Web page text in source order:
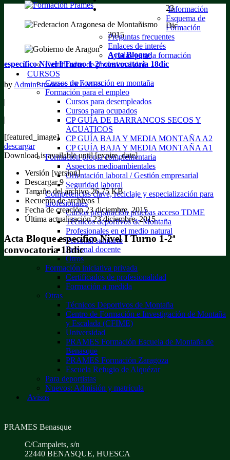
Información
Esquema de
Formación
Preguntas frecuentes
Enlaces de interés
Ayudas para la formación
Certificados de profesionalidad
CURSOS
Cursos de Formación en montaña
Formación para el empleo
Cursos para desempleados
Cursos para ocupados
CP GUÍA DE BARRANCOS SECOS Y
ACUATICOS
CP GUÍA BAJA Y MEDIA MONTAÑA A2
CP GUÍA BAJA Y MEDIA MONTAÑA A1
Formación propia complementaria
Aspectos medioambientales
Orientación laboral / Gestión empresarial
Seguridad laboral
Competencias clave, reciclaje y especialización para
profesionales
Cursos preparación pruebas acceso TDME
Técnicos deportivos de Montaña
Profesionales en el medio natural
Personal sanitario
Personal docente
Otros
Formación iniciativa privada
Certificados de profesionalidad
Formación a medida
Otras
Técnicos Deportivos de Montaña
Centro de Formación e Investigación de Montaña
y Escalada (CFIME)
Universidad
PRAMES Formación Escuela de Montaña de
Benasque
PRAMES Formación Zaragoza
Escuela Refugio de Alquézar
Para deportistas
Nuevos: Admisión y matrícula
Avisos
23
Dic
2015
Acta Bloque
específico Nivel I Turno 1-2ª convocatoria 18dic
by Administradores PRAMES
|
|
[featured_image]
descargar
Download is available until [expire_date]
Versión [version]
Descargar9
Tamaño del archivo26.75 KB
Recuento de archivos1
Fecha de creación23 diciembre, 2015
Última actualización23 diciembre, 2015
Acta Bloque específico Nivel I Turno 1-2ª
convocatoria 18dic
PRAMES Benasque
C/Campalets, s/n
22440 BENASQUE, HUESCA